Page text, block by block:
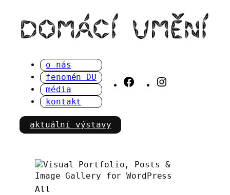
obsah
o nás
fenomén DU
média
kontakt
Facebook
aktuální výstavy
All